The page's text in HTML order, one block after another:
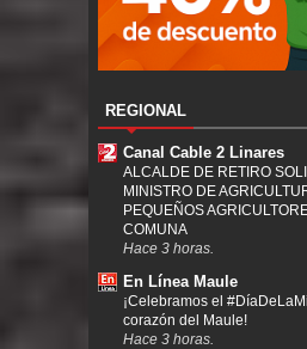
REGIONAL
Canal Cable 2 Linares
ALCALDE DE RETIRO
MINISTRO DE
PEQUEÑOS
COMUNA
Hace 3 horas.
En Línea Maule
¡Celebramos el
corazón del Maule!
Hace 3 horas.